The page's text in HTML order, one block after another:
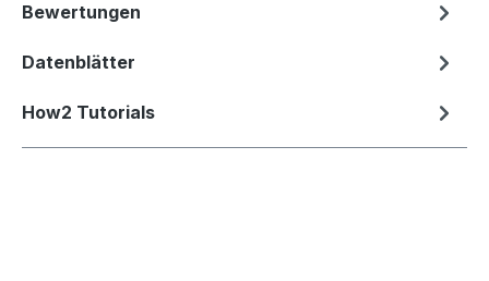
Bewertungen
Datenblätter
How2 Tutorials